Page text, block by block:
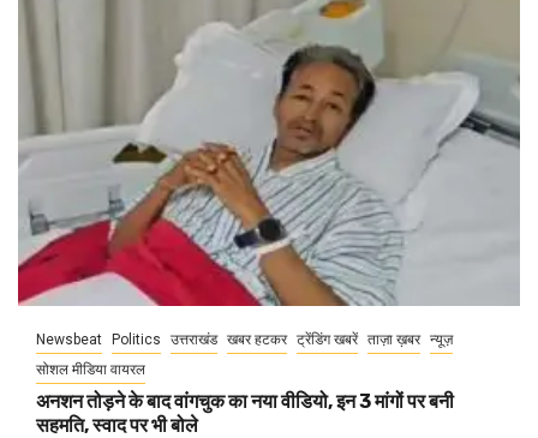
Newsbeat Politics उत्तराखंड खबर हटकर ट्रेंडिंग खबरें ताज़ा ख़बर न्यूज़
सोशल मीडिया वायरल
अनशन तोड़ने के बाद वांगचुक का नया वीडियो, इन 3 मांगों पर बनी
सहमति, स्वाद पर भी बोले